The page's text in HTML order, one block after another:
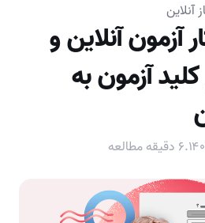
آنلاین
آنلاین و
آزمون به
.۶ دقیقه مطالعه